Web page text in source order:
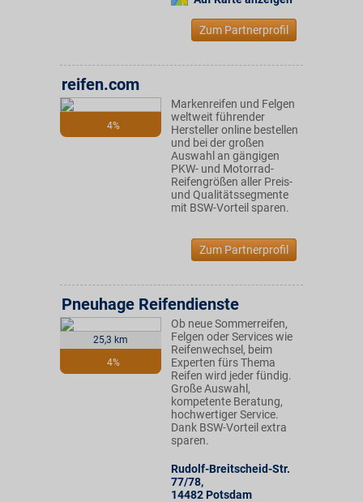
Zum Partnerprofil
4%
reifen.com
Markenreifen und Felgen
weltweit führender
Hersteller online bestellen
und bei der großen
Auswahl an gängigen
PKW- und Motorrad-
Reifengrößen aller Preis-
und Qualitätssegmente
mit BSW-Vorteil sparen.
Zum Partnerprofil
25,3 km
4%
Pneuhage Reifendienste
Ob neue Sommerreifen,
Felgen oder Services wie
Reifenwechsel, beim
Experten fürs Thema
Reifen wird jeder fündig.
Große Auswahl,
kompetente Beratung,
hochwertiger Service.
Dank BSW-Vorteil extra
sparen.
Rudolf-Breitscheid-Str.
77/78,
14482 Potsdam